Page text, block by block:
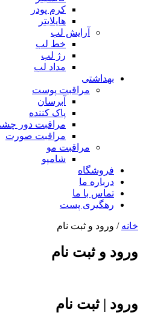
کرم پودر
هایلایتر
آرایش لب
خط لب
رژ لب
مداد لب
بهداشتی
مراقبت پوست
آبرسان
پاک کننده
مراقبت دور
مراقبت صورت
مراقبت مو
شامپو
فروشگاه
درباره ما
تماس با ما
رهگیری پست
خانه / ورود و ثبت نام
ورود و ثبت نام
ورود | ثبت نام